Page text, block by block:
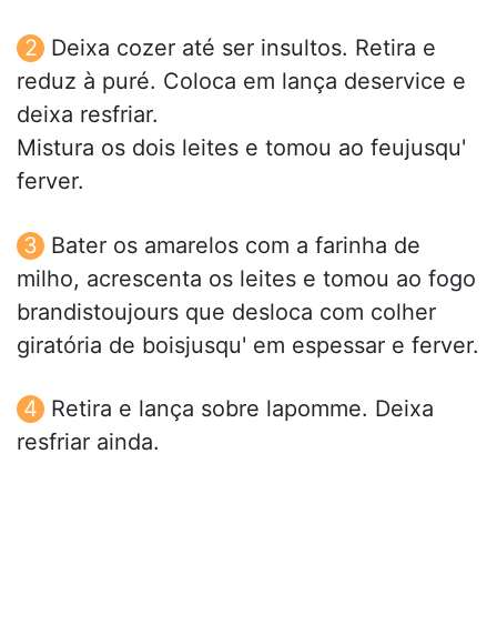
Deixa cozer até ser insultos. Retira e
reduz à puré. Coloca em lança deservice e
deixa resfriar.
Mistura os dois leites e tomou ao feujusqu'
ferver.
Bater os amarelos com a farinha de
milho, acrescenta os leites e tomou ao fogo
brandistoujours que desloca com colher
giratória de boisjusqu' em espessar e ferver.
Retira e lança sobre lapomme. Deixa
resfriar ainda.